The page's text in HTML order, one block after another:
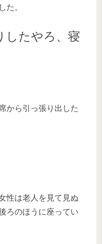
た。
したやろ、寝
から引っ張り出した
性は老人を見て見ぬ
ろのほうに座ってい